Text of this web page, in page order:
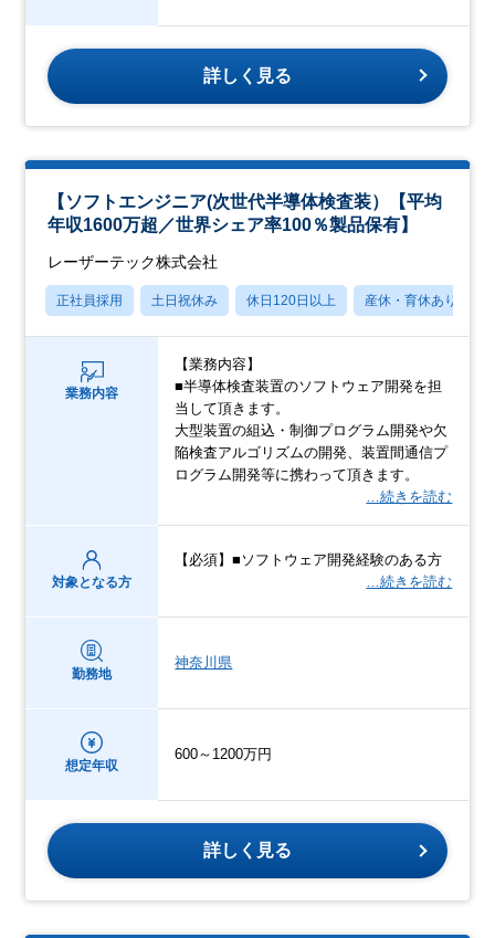
詳しく見る
【ソフトエンジニア(次世代半導体検査装）【平均
年収1600万超／世界シェア率100％製品保有】
レーザーテック株式会社
正社員採用 土日祝休み 休日120日以上 産休・育休あり
業務内容
【業務内容】
■半導体検査装置のソフトウェア開発を担
当して頂きます。
大型装置の組込・制御プログラム開発や欠
陥検査アルゴリズムの開発、装置間通信プ
ログラム開発等に携わって頂きます。
…続きを読む
対象となる方
【必須】■ソフトウェア開発経験のある方
…続きを読む
勤務地
神奈川県
想定年収
600～1200万円
詳しく見る